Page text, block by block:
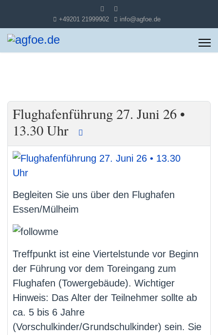
+49201 21999902 info@agfoe.de
Flughafenführung 27. Juni 26 •
13.30 Uhr
Begleiten Sie uns über den Flughafen
Essen/Mülheim
Treffpunkt ist eine Viertelstunde vor Beginn
der Führung vor dem Toreingang zum
Flughafen (Towergebäude). Wichtiger
Hinweis: Das Alter der Teilnehmer sollte ab
ca. 5 bis 6 Jahre
(Vorschulkinder/Grundschulkinder) sein. Sie